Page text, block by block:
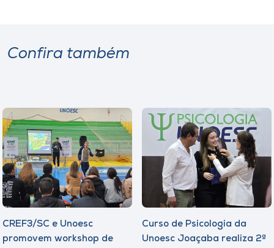
Confira também
CREF3/SC e Unoesc
promovem workshop de
Curso de Psicologia da
Unoesc Joaçaba realiza 2ª